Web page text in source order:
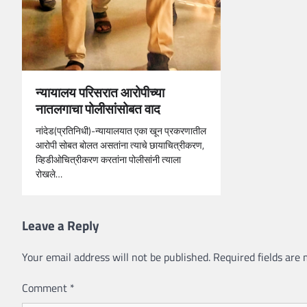
न्यायालय परिसरात आरोपीच्या
नातलगाचा पोलीसांसोबत वाद
नांदेड(प्रतिनिधी)-न्यायालयात एका खून प्रकरणातील
आरोपी सोबत बोलत असतांना त्याचे छायाचित्रीकरण,
व्हिडीओचित्रीकरण करतांना पोलीसांनी त्याला
रोखले…
Leave a Reply
Your email address will not be published. Required fields are
Comment *